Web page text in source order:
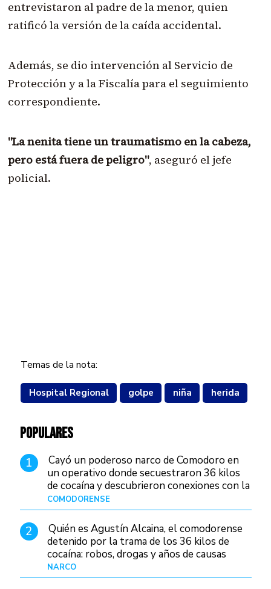
entrevistaron al padre de la menor, quien
ratificó la versión de la caída accidental.
Además, se dio intervención al Servicio de
Protección y a la Fiscalía para el seguimiento
correspondiente.
"La nenita tiene un traumatismo en la cabeza,
pero está fuera de peligro", aseguró el jefe
policial.
Temas de la nota:
Hospital Regional golpe niña herida
POPULARES
1
Cayó un poderoso narco de Comodoro en
un operativo donde secuestraron 36 kilos
de cocaína y descubrieron conexiones con la
Patagonia
COMODORENSE
2
Quién es Agustín Alcaina, el comodorense
detenido por la trama de los 36 kilos de
cocaína: robos, drogas y años de causas
judiciales
NARCO